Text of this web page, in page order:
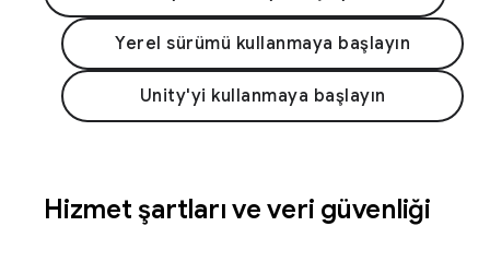
Yerel sürümü kullanmaya başlayın
Unity'yi kullanmaya başlayın
Hizmet şartları ve veri güvenliği